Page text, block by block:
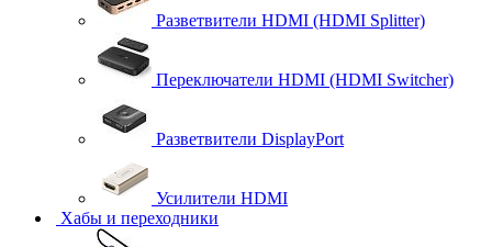
Разветвители HDMI (HDMI Splitter)
Переключатели HDMI (HDMI Switcher)
Разветвители DisplayPort
Усилители HDMI
Хабы и переходники